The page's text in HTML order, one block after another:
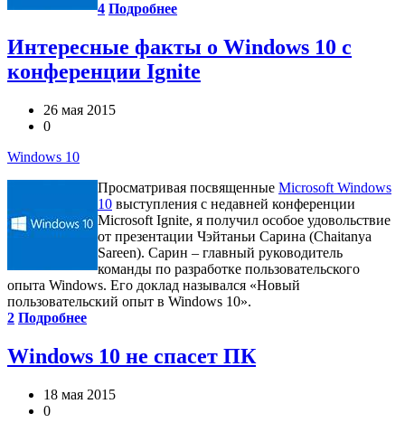
4 Подробнее
Интересные факты о Windows 10 с
конференции Ignite
26 мая 2015
0
Windows 10
Просматривая посвященные Microsoft Windows
10 выступления с недавней конференции
Microsoft Ignite, я получил особое удовольствие
от презентации Чэйтаньи Сарина (Chaitanya
Sareen). Сарин – главный руководитель
команды по разработке пользовательского
опыта Windows. Его доклад назывался «Новый
пользовательский опыт в Windows 10».
2 Подробнее
Windows 10 не спасет ПК
18 мая 2015
0